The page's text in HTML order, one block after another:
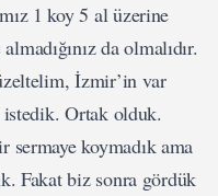
1 koy 5 al üzerine
da olmalıdır.
İzmir’in var
istedik. Ortak olduk.
sermaye koymadık ama
Fakat biz sonra gördük